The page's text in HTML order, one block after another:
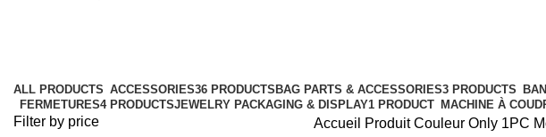
ALL PRODUCTS ACCESSORIES36 PRODUCTS BAG PARTS & ACCESSORIES3 PRODUCTS
FERMETURES4 PRODUCTSJEWELRY PACKAGING & DISPLAY1 PRODUCT MACHINE À
Filter by price Accueil Produit Couleur Only 1PC